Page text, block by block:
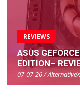
REVIEWS
ASUS
EDITION–
07-07-26 / AlternativeX